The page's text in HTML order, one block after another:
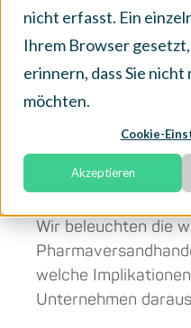
nicht erfasst. Ein
Ihrem Browser gesetzt,
erinnern, dass Sie
möchten.
Cookie-
Akzeptieren
Der e-Pharmacy
spannenden
Branche nicht nur
Fortschritte,
Wir beleuchten die
welche
Unternehmen